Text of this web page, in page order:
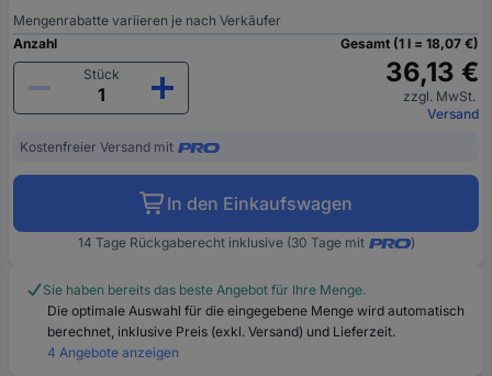
Mengenrabatte variieren je nach Verkäufer
Anzahl
Stück
Gesamt (1 l = 18,07 €)
36,13 €
zzgl. MwSt.
Versand
Kostenfreier Versand mit
In den Einkaufswagen
14 Tage Rückgaberecht inklusive (30 Tage mit )
Sie haben bereits das beste Angebot für Ihre Menge.
Die optimale Auswahl für die eingegebene Menge wird automatisch
berechnet, inklusive Preis (exkl. Versand) und Lieferzeit.
4 Angebote anzeigen